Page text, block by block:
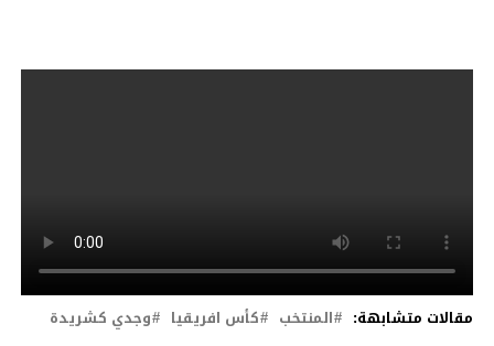
مقالات متشابهة: المنتخب كأس افريقيا وجدي كشريدة